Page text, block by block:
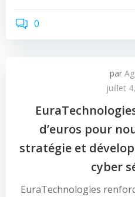
0
par
juillet
d’euros pour
stratégie et
cyber
EuraTechnologies